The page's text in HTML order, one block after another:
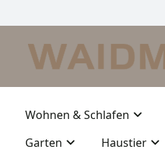
Wohnen & Schlafen
Garten
Haustier